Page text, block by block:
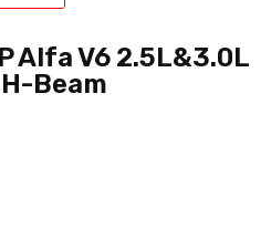
Alfa V6 2.5L&3.0L
Beam